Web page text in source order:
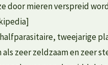
door mieren verspreid
tweejarige
zeer zeldzaam en zeer